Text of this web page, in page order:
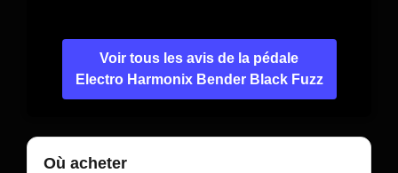
Voir tous les avis de la pédale
Electro Harmonix Bender Black Fuzz
Où acheter